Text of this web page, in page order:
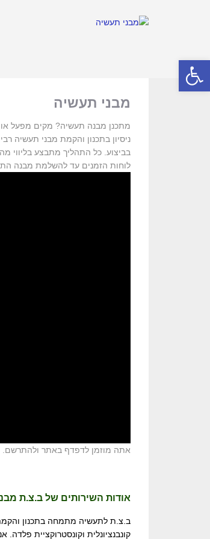
פתח סרגל נגישות
מבני תעשיה
מתכנן מבנה תעשיה? מקים מפעל
ניסיון בתכנון והקמת מבני תעשיה
בביצוע. כל התהליך מתבצע בליווי
לוחות הזמנים עד להשלמת מבנה
אתה מוזמן לדפדף באתר ולהתרשם.
אודות השירותים של ב.צ.ת
ב.צ.ת לתעשיה מתמחה בתכנון והקמת
קונבנציונלית וקונסטרוקציית